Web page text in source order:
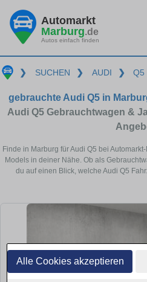
Alle Cookies akzeptieren
Automarkt
Marburg.de
Autos einfach finden
❯ SUCHEN ❯ AUDI ❯ Q5
gebrauchte Audi Q5 in
Audi Q5 Gebrauchtwagen &
Finde in Marburg für Audi Q5 bei
Models in deiner Nähe. Ob als
du auf einen Blick, welche Audi Q5